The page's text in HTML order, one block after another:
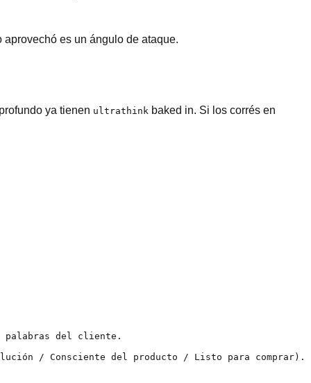
es un ángulo de ataque.
ya tienen ultrathink baked in. Si los corrés en
palabras del cliente.
/ Consciente del producto / Listo para comprar).